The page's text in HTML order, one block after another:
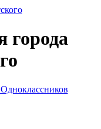
города